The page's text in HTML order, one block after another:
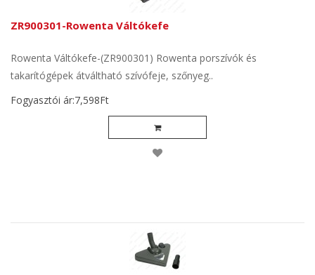
ZR900301-Rowenta Váltókefe
Rowenta Váltókefe-(ZR900301) Rowenta porszívók és
takarítógépek átváltható szívófeje, szőnyeg..
Fogyasztói ár:7,598Ft